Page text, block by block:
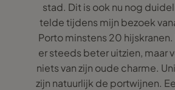
stad. Dit is ook nu nog
telde tijdens mijn bezoek
Porto minstens 20
er steeds beter uitzien, maar
niets van zijn oude charme.
zijn natuurlijk de portwijnen.